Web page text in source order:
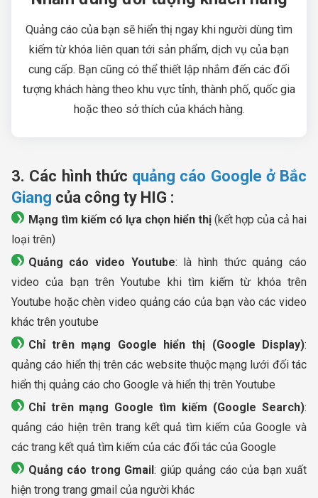
Quảng cáo của bạn sẽ hiển thị ngay khi người dùng tìm
kiếm từ khóa liên quan tới sản phẩm, dịch vụ của bạn
cung cấp. Bạn cũng có thể thiết lập nhắm đến các đối
tượng khách hàng theo khu vực tỉnh, thành phố, quốc gia
hoặc theo sở thích của khách hàng.
3. Các hình thức quảng cáo Google ở Bắc
Giang của công ty HIG :
Mạng tìm kiếm có lựa chọn hiển thị(kết hợp của cả hai
loại trên)
Quảng cáo video Youtube: là hình thức quảng cáo
video của bạn trên Youtube khi tìm kiếm từ khóa trên
Youtube hoặc chèn video quảng cáo của bạn vào các video
khác trên youtube
Chỉ trên mạng Google hiển thị (Google Display):
quảng cáo hiển thị trên các website thuộc mạng lưới đối tác
hiển thị quảng cáo cho Google và hiển thị trên Youtube
Chỉ trên mạng Google tìm kiếm (Google Search):
quảng cáo hiện trên trang kết quả tìm kiếm của Google và
các trang kết quả tìm kiếm của các đối tác của Google
Quảng cáo trong Gmail: giúp quảng cáo của bạn xuất
hiện trong trang gmail của người khác